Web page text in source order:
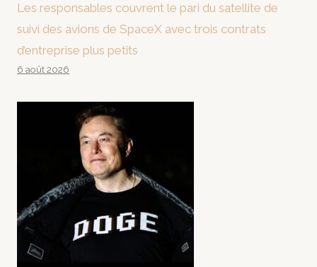
Les responsables couvrent le pari du satellite de
suivi des avions de SpaceX avec trois contrats
d’entreprise plus petits
6 août 2026